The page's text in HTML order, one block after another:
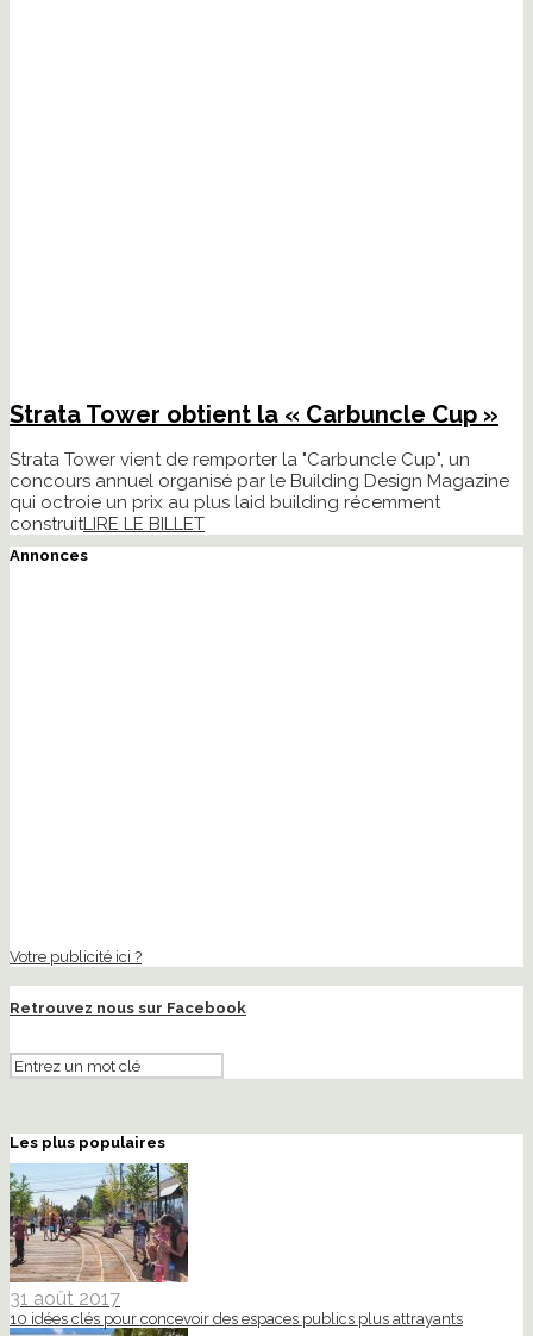
Strata Tower obtient la « Carbuncle Cup »
Strata Tower vient de remporter la "Carbuncle Cup", un
concours annuel organisé par le Building Design Magazine
qui octroie un prix au plus laid building récemment
construitLIRE LE BILLET
Annonces
Votre publicité ici ?
Retrouvez nous sur Facebook
Les plus populaires
31 août 2017
10 idées clés pour concevoir des espaces publics plus attrayants